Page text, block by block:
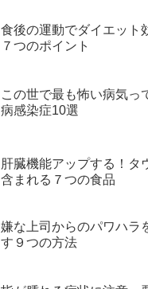
食後の運動でダイエット
７つのポイント
この世で最も怖い病気っ
病感染症10選
肝臓機能アップする！タ
含まれる７つの食品
嫌な上司からのパワハラ
す９つの方法